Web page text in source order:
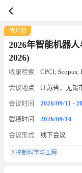
待开始
2026年智能机器
2026)
收录检索 CPCI; Scopus;
会议地点 江苏省，无锡
会议时间 2026/09/11 -
截稿时间 2026/09/10
会议形式 线下会议
# 控制科学与工程